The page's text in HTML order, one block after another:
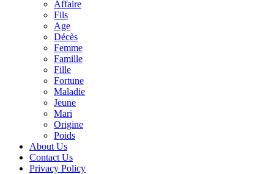
Affaire
Fils
Age
Décès
Femme
Famille
Fille
Fortune
Maladie
Jeune
Mari
Origine
Poids
About Us
Contact Us
Privacy Policy